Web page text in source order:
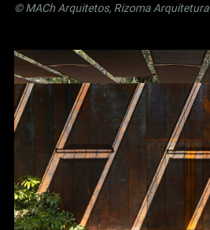
© MACh Arquitetos, Rizoma Arquitetura